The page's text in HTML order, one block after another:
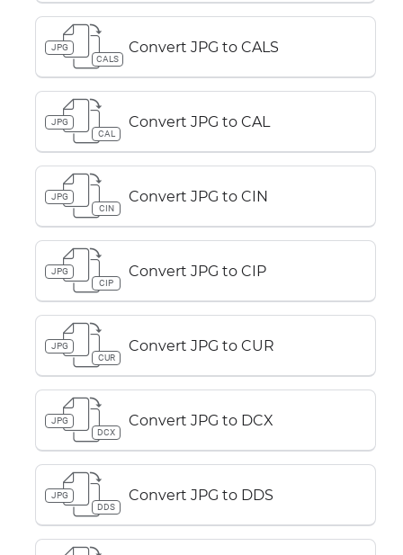
JPG
CALS
Convert JPG to CALS
JPG
CAL
Convert JPG to CAL
JPG
CIN
Convert JPG to CIN
JPG
CIP
Convert JPG to CIP
JPG
CUR
Convert JPG to CUR
JPG
DCX
Convert JPG to DCX
JPG
DDS
Convert JPG to DDS